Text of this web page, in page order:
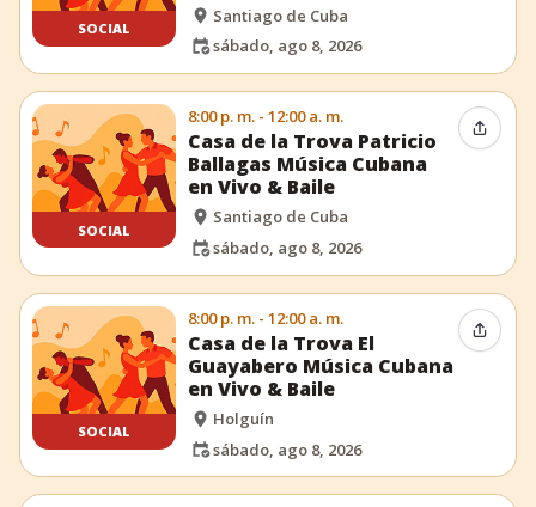
SOCIAL
Santiago de Cuba
sábado, ago 8, 2026
SOCIAL
8:00 p. m. - 12:00 a. m.
Casa de la Trova Patricio
Ballagas Música Cubana
en Vivo & Baile
Santiago de Cuba
sábado, ago 8, 2026
SOCIAL
8:00 p. m. - 12:00 a. m.
Casa de la Trova El
Guayabero Música Cubana
en Vivo & Baile
Holguín
sábado, ago 8, 2026